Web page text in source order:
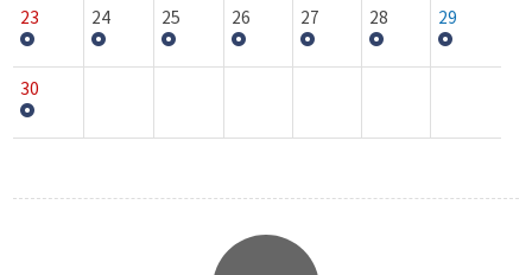
23 24 25 26 27 28 29
30